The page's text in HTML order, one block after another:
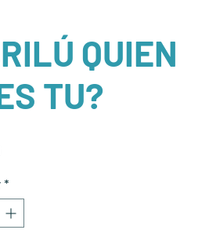
QUIEN
TU?
Price
*